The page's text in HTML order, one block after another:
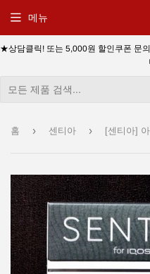
★상담클릭! 또는 5,000원 할인쿠폰
메뉴
홈 › 센티아 › [센티아]